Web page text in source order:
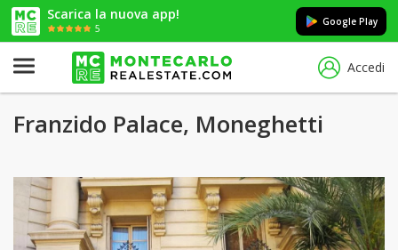
Scarica la nuova app!
5
Google Play
Accedi
Franzido Palace, Moneghetti